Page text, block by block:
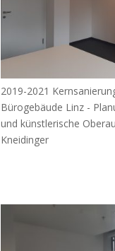
2019-2021
Bürogebäude Linz -
und künstlerische
Kneidinger